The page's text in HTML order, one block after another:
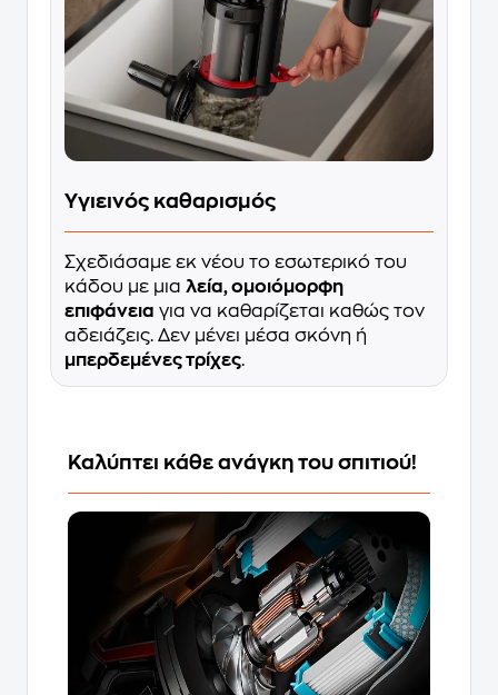
Υγιεινός καθαρισμός
Σχεδιάσαμε εκ νέου το εσωτερικό του
κάδου με μια λεία, ομοιόμορφη
επιφάνεια για να καθαρίζεται καθώς τον
αδειάζεις. Δεν μένει μέσα σκόνη ή
μπερδεμένες τρίχες.
Καλύπτει κάθε ανάγκη του σπιτιού!